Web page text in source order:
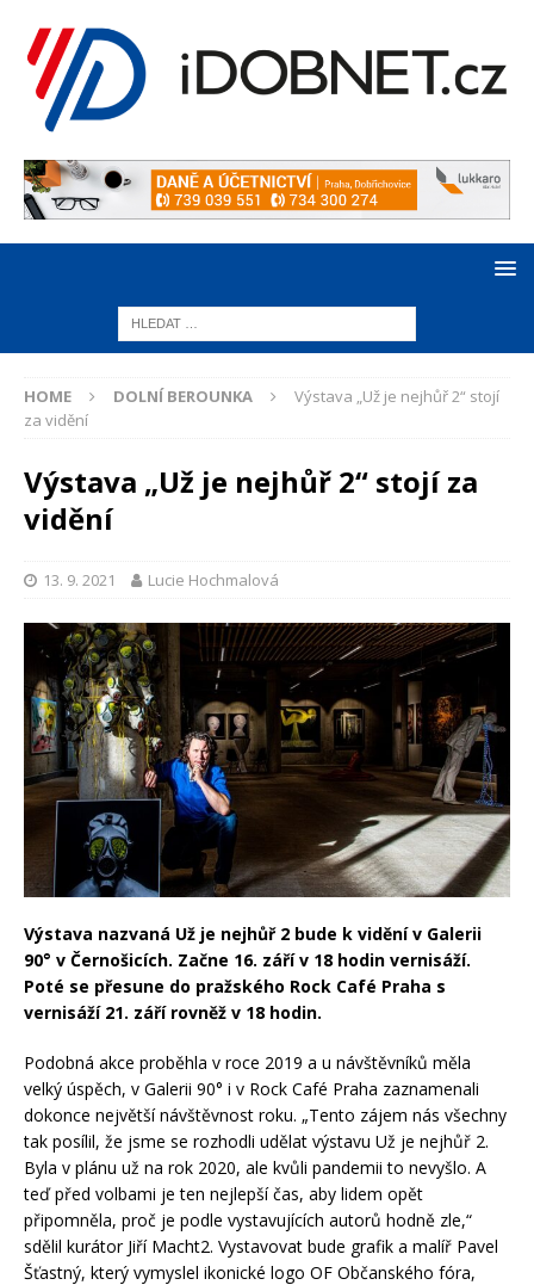
HOME DOLNÍ BEROUNKA
Výstava „Už je nejhůř 2“ stojí
za vidění
Výstava „Už je nejhůř 2“ stojí za
vidění
13. 9. 2021 Lucie Hochmalová
Výstava nazvaná Už je nejhůř 2 bude k vidění v Galerii
90° v Černošicích. Začne 16. září v 18 hodin vernisáží.
Poté se přesune do pražského Rock Café Praha s
vernisáží 21. září rovněž v 18 hodin.
Podobná akce proběhla v roce 2019 a u návštěvníků měla
velký úspěch, v Galerii 90° i v Rock Café Praha zaznamenali
dokonce největší návštěvnost roku. „Tento zájem nás všechny
tak posílil, že jsme se rozhodli udělat výstavu Už je nejhůř 2.
Byla v plánu už na rok 2020, ale kvůli pandemii to nevyšlo. A
teď před volbami je ten nejlepší čas, aby lidem opět
připomněla, proč je podle vystavujících autorů hodně zle,“
sdělil kurátor Jiří Macht2. Vystavovat bude grafik a malíř Pavel
Šťastný, který vymyslel ikonické logo OF Občanského fóra,